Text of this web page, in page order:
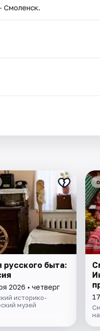
Смоленск.
русского быта:
2026 • четверг
историко-
музей